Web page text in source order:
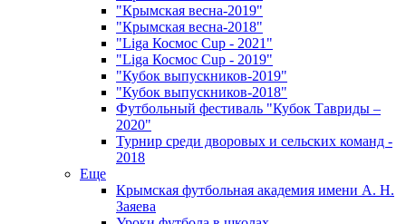
"Крымская весна-2019"
"Крымская весна-2018"
"Liga Космос Cup - 2021"
"Liga Космос Cup - 2019"
"Кубок выпускников-2019"
"Кубок выпускников-2018"
Футбольный фестиваль "Кубок Тавриды –
2020"
Турнир среди дворовых и сельских команд -
2018
Еще
Крымская футбольная академия имени А. Н.
Заяева